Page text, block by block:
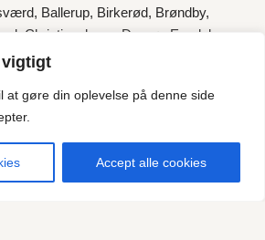
at gøre din oplevelse på denne side
Accept alle cookies
, Ballerup, Birkerød, Brøndby,
,Christianshavn,Dragør,Egedal,
,Frederikssund
Taastrup,Hørsholm,Ishøj,København
,Nordsjælland
,Vallensbækog fraEsbjerg.